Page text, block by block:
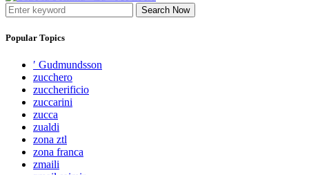
Search Now
Popular Topics
′ Gudmundsson
zucchero
zuccherificio
zuccarini
zucca
zualdi
zona ztl
zona franca
zmaili